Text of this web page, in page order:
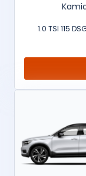
1.0 TSI 115